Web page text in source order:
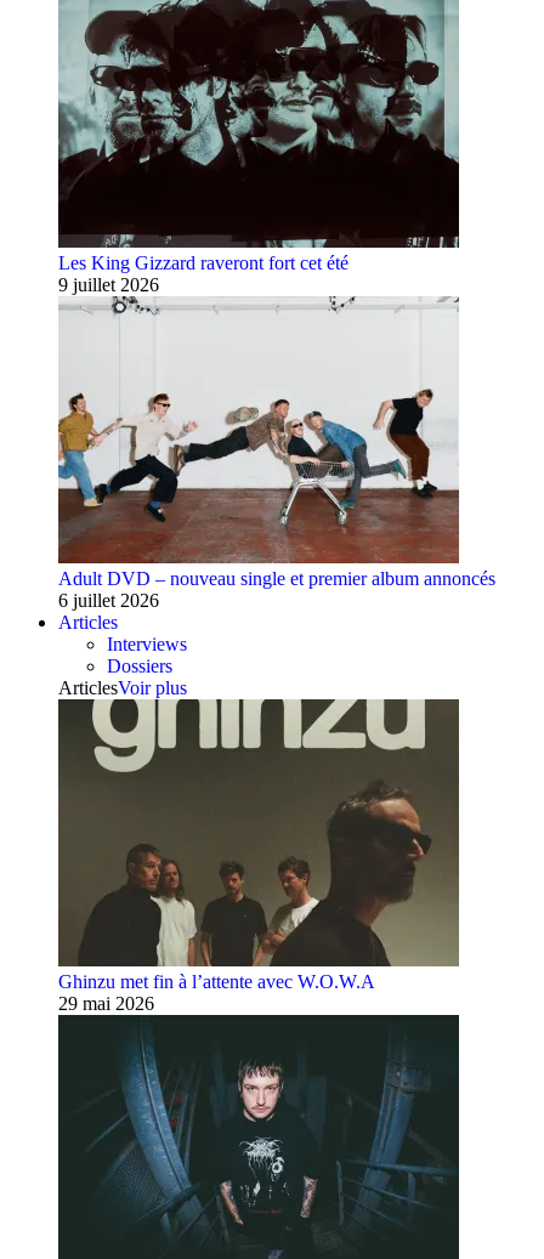
Les King Gizzard raveront fort cet été
9 juillet 2026
Adult DVD – nouveau single et premier album annoncés
6 juillet 2026
Articles
Interviews
Dossiers
ArticlesVoir plus
Ghinzu met fin à l’attente avec W.O.W.A
29 mai 2026